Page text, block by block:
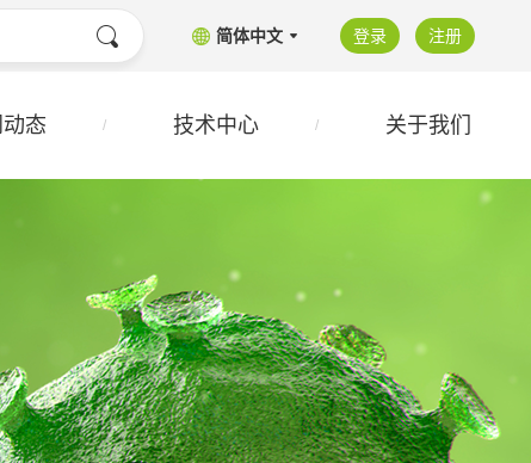
简体中文 登录 注册
态 技术中心 关于我们